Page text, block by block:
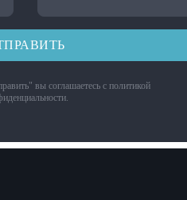
вы соглашаетесь с политикой
.